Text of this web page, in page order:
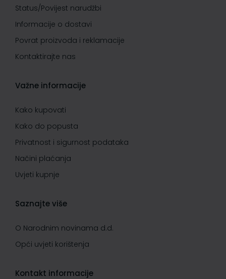
Status/Povijest narudžbi
Informacije o dostavi
Povrat proizvoda i reklamacije
Kontaktirajte nas
Važne informacije
Kako kupovati
Kako do popusta
Privatnost i sigurnost podataka
Načini plaćanja
Uvjeti kupnje
Saznajte više
O Narodnim novinama d.d.
Opći uvjeti korištenja
Kontakt informacije